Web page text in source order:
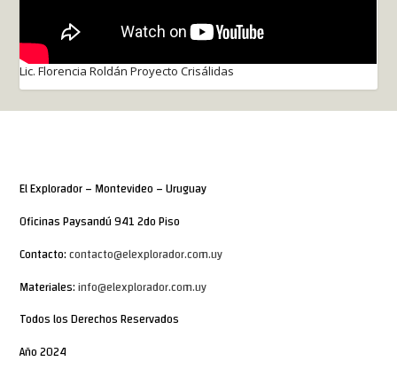
Lic. Florencia Roldán Proyecto Crisálidas
El Explorador – Montevideo – Uruguay
Oficinas Paysandú 941 2do Piso
Contacto:contacto@elexplorador.com.uy
Materiales:info@elexplorador.com.uy
Todos los Derechos Reservados
Año 2024